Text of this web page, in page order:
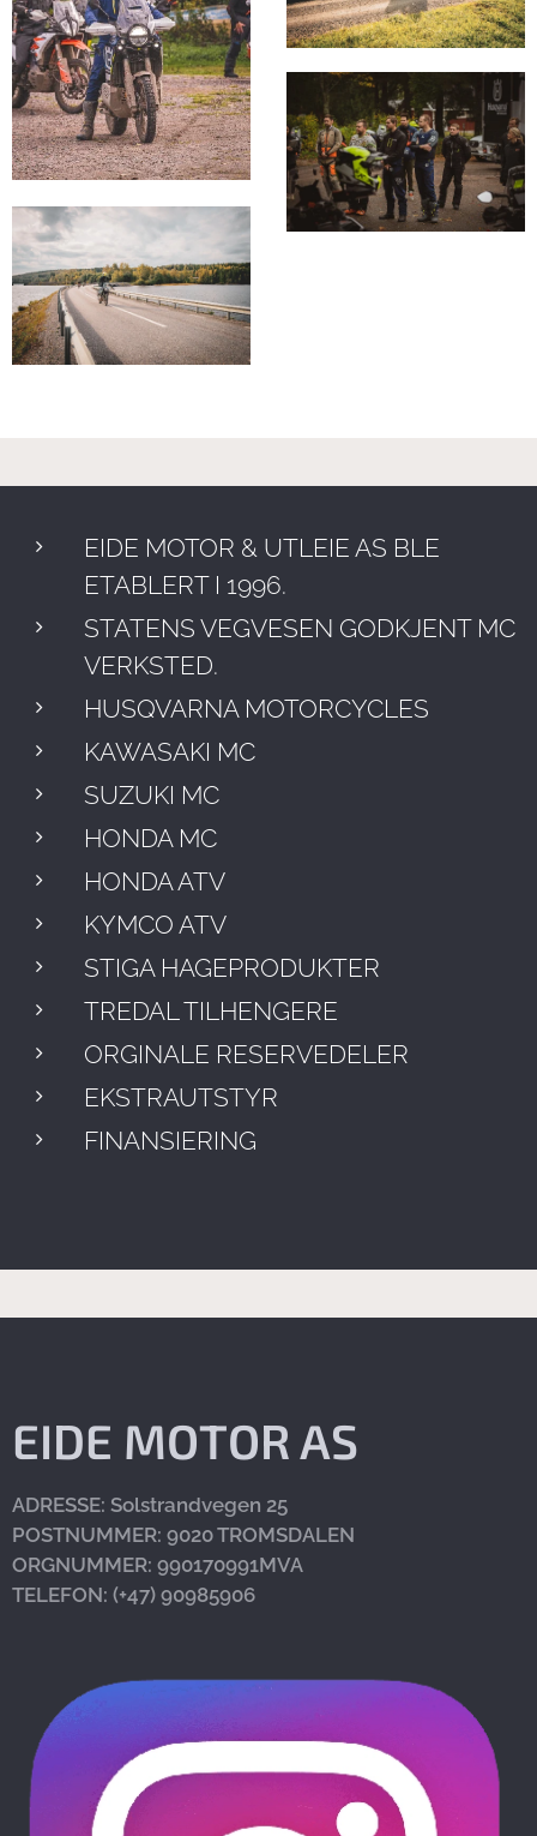
EIDE MOTOR & UTLEIE AS BLE
ETABLERT I 1996.
STATENS VEGVESEN GODKJENT MC
VERKSTED.
HUSQVARNA MOTORCYCLES
KAWASAKI MC
SUZUKI MC
HONDA MC
HONDA ATV
KYMCO ATV
STIGA HAGEPRODUKTER
TREDAL TILHENGERE
ORGINALE RESERVEDELER
EKSTRAUTSTYR
FINANSIERING
EIDE MOTOR AS
ADRESSE: Solstrandvegen 25
POSTNUMMER: 9020 TROMSDALEN
ORGNUMMER: 990170991MVA
TELEFON: (+47) 90985906